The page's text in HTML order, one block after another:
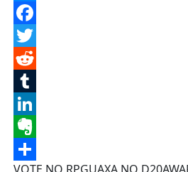
Messenger
Facebook
Twitter
Reddit
Tumblr
LinkedIn
Evernote